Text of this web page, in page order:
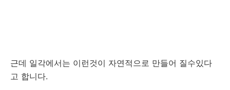
근데 일각에서는 이런것이 자연적으로 만들어 질수있다
고 합니다.